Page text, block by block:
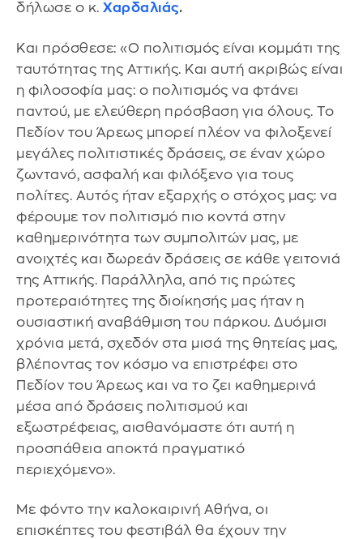
δήλωσε ο κ. Χαρδαλιάς.
Και πρόσθεσε: «Ο πολιτισμός είναι κομμάτι της
ταυτότητας της Αττικής. Και αυτή ακριβώς είναι
η φιλοσοφία μας: ο πολιτισμός να φτάνει
παντού, με ελεύθερη πρόσβαση για όλους. Το
Πεδίον του Άρεως μπορεί πλέον να φιλοξενεί
μεγάλες πολιτιστικές δράσεις, σε έναν χώρο
ζωντανό, ασφαλή και φιλόξενο για τους
πολίτες. Αυτός ήταν εξαρχής ο στόχος μας: να
φέρουμε τον πολιτισμό πιο κοντά στην
καθημερινότητα των συμπολιτών μας, με
ανοιχτές και δωρεάν δράσεις σε κάθε γειτονιά
της Αττικής. Παράλληλα, από τις πρώτες
προτεραιότητες της διοίκησής μας ήταν η
ουσιαστική αναβάθμιση του πάρκου. Δυόμισι
χρόνια μετά, σχεδόν στα μισά της θητείας μας,
βλέποντας τον κόσμο να επιστρέφει στο
Πεδίον του Άρεως και να το ζει καθημερινά
μέσα από δράσεις πολιτισμού και
εξωστρέφειας, αισθανόμαστε ότι αυτή η
προσπάθεια αποκτά πραγματικό
περιεχόμενο».
Με φόντο την καλοκαιρινή Αθήνα, οι
επισκέπτες του φεστιβάλ θα έχουν την